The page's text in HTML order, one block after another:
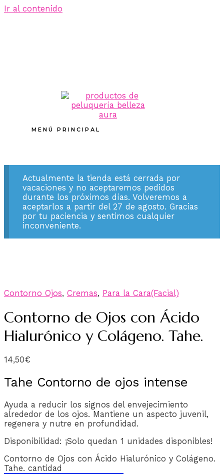
Ir al contenido
MENÚ PRINCIPAL
Actualmente la tienda está cerrada por
vacaciones y no aceptaremos pedidos
durante los próximos días. Volveremos a
aceptarlos a partir del 27 de agosto. Gracias
por tu paciencia y sentimos cualquier
inconveniente.
Contorno Ojos, Cremas, Para la Cara(Facial)
Contorno de Ojos con Ácido
Hialurónico y Colágeno. Tahe.
14,50€
Tahe Contorno de ojos intense
Ayuda a reducir los signos del envejecimiento
alrededor de los ojos. Mantiene un aspecto juvenil,
regenera y nutre en profundidad.
Disponibilidad: ¡Solo quedan 1 unidades disponibles!
Contorno de Ojos con Ácido Hialurónico y Colágeno.
Tahe. cantidad